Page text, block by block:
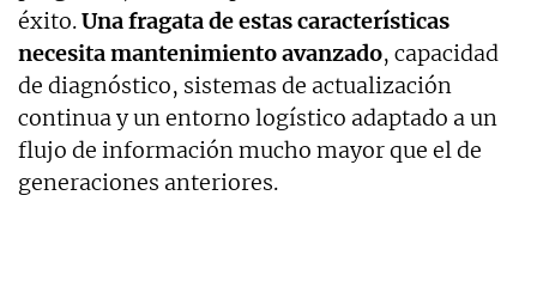
éxito.Una fragata de estas características
necesita mantenimiento avanzado, capacidad
de diagnóstico, sistemas de actualización
continua y un entorno logístico adaptado a un
flujo de información mucho mayor que el de
generaciones anteriores.